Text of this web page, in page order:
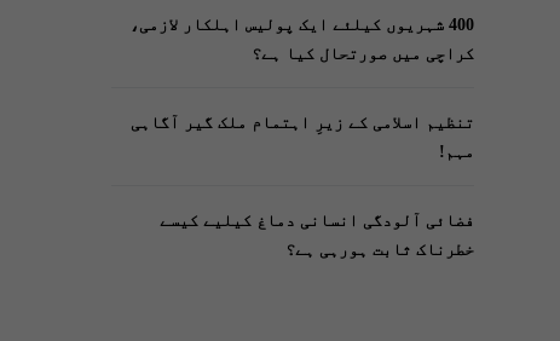
400 شہریوں کیلئے ایک پولیس اہلکار لازمی،
کراچی میں صورتحال کیا ہے؟
تنظیم اسلامی کے زیرِ اہتمام ملک گیر آگاہی
مہم!
فضائی آلودگی انسانی دماغ کیلیے کیسے
خطرناک ثابت ہورہی ہے؟